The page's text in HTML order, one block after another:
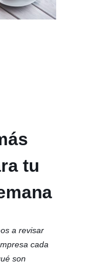
tu
a revisar
cada
son